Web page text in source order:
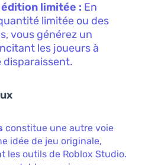
limitée : En
limitée ou des
vous générez un
les joueurs à
disparaissent.
constitue une autre voie
idée de jeu originale,
les outils de Roblox Studio.